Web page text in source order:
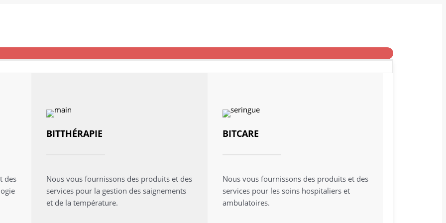
des
BITTHÉRAPIE
Nous vous fournissons des produits et des
services pour la gestion des saignements
et de la température.
BITCARE
Nous vous fournissons des produits et des
services pour les soins hospitaliers et
ambulatoires.